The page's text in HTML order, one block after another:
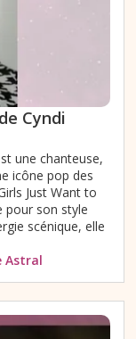
Cyndi
une chanteuse,
icône pop des
Just Want to
pour son style
scénique, elle
Astral